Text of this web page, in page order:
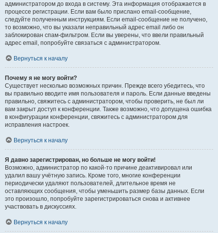
администратором до входа в систему. Эта информация отображается в
процессе регистрации. Если вам было прислано email-сообщение,
следуйте полученным инструкциям. Если email-сообщение не получено,
то возможно, что вы указали неправильный адрес email либо он
заблокирован спам-фильтром. Если вы уверены, что ввели правильный
адрес email, попробуйте связаться с администратором.
Вернуться к началу
Почему я не могу войти?
Существует несколько возможных причин. Прежде всего убедитесь, что
вы правильно вводите имя пользователя и пароль. Если данные введены
правильно, свяжитесь с администратором, чтобы проверить, не был ли
вам закрыт доступ к конференции. Также возможно, что допущена ошибка
в конфигурации конференции, свяжитесь с администратором для
исправления настроек.
Вернуться к началу
Я давно зарегистрирован, но больше не могу войти!
Возможно, администратор по какой-то причине деактивировал или
удалил вашу учётную запись. Кроме того, многие конференции
периодически удаляют пользователей, длительное время не
оставляющих сообщения, чтобы уменьшить размер базы данных. Если
это произошло, попробуйте зарегистрироваться снова и активнее
участвовать в дискуссиях.
Вернуться к началу